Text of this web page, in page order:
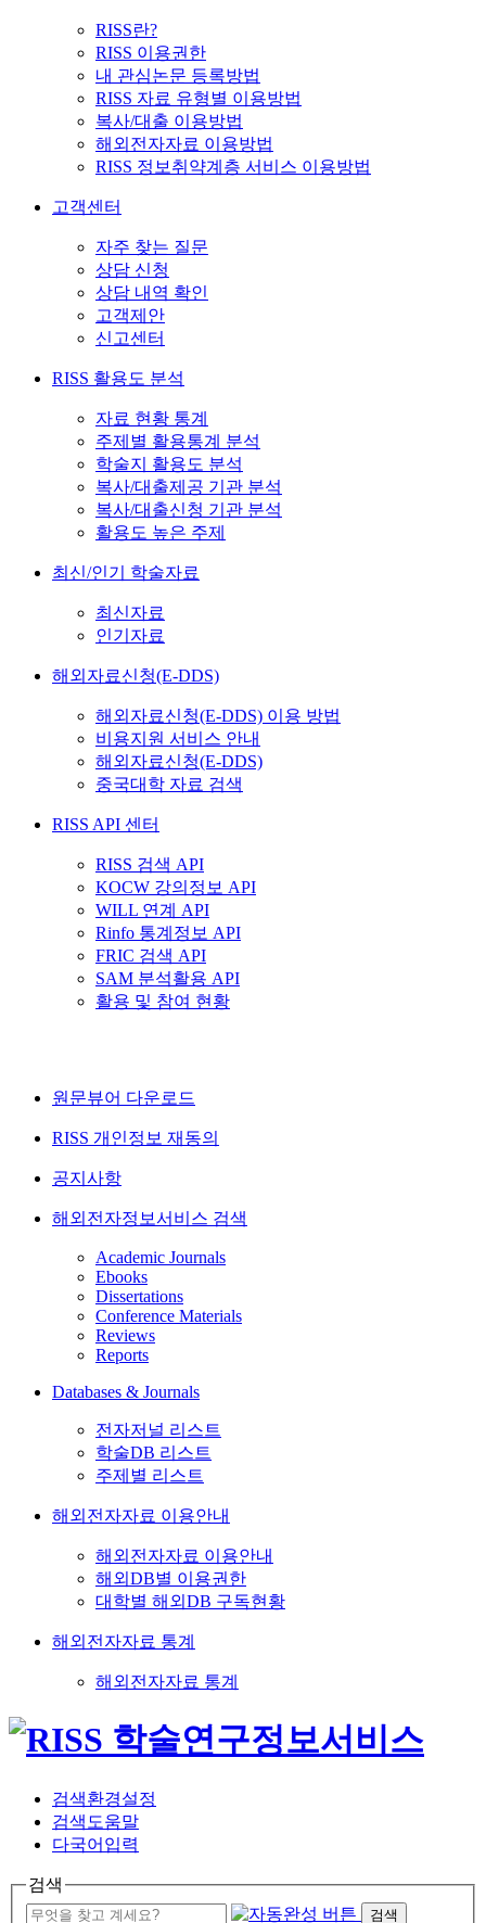
RISS란?
RISS 이용권한
내 관심논문 등록방법
RISS 자료 유형별 이용방법
복사/대출 이용방법
해외전자자료 이용방법
RISS 정보취약계층 서비스 이용방법
고객센터
자주 찾는 질문
상담 신청
상담 내역 확인
고객제안
신고센터
RISS 활용도 분석
자료 현황 통계
주제별 활용통계 분석
학술지 활용도 분석
복사/대출제공 기관 분석
복사/대출신청 기관 분석
활용도 높은 주제
최신/인기 학술자료
최신자료
인기자료
해외자료신청(E-DDS)
해외자료신청(E-DDS) 이용 방법
비용지원 서비스 안내
해외자료신청(E-DDS)
중국대학 자료 검색
RISS API 센터
RISS 검색 API
KOCW 강의정보 API
WILL 연계 API
Rinfo 통계정보 API
FRIC 검색 API
SAM 분석활용 API
활용 및 참여 현황
원문뷰어 다운로드
RISS 개인정보 재동의
공지사항
해외전자정보서비스 검색
Academic Journals
Ebooks
Dissertations
Conference Materials
Reviews
Reports
Databases & Journals
전자저널 리스트
학술DB 리스트
주제별 리스트
해외전자자료 이용안내
해외전자자료 이용안내
해외DB별 이용권한
대학별 해외DB 구독현황
해외전자자료 통계
해외전자자료 통계
검색환경설정
검색도움말
다국어입력
검색
검색